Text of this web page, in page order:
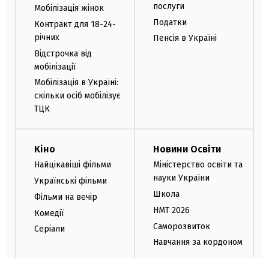
Мобілізація жінок
Контракт для 18-24-
річних
Відстрочка від
мобілізації
Мобілізація в Україні:
скільки осіб мобілізує
ТЦК
послуги
Податки
Пенсія в Україні
Кіно
Найцікавіші фільми
Українські фільми
Фільми на вечір
Комедії
Серіали
Новини Освіти
Міністерство освіти та
науки України
Школа
НМТ 2026
Саморозвиток
Навчання за кордоном